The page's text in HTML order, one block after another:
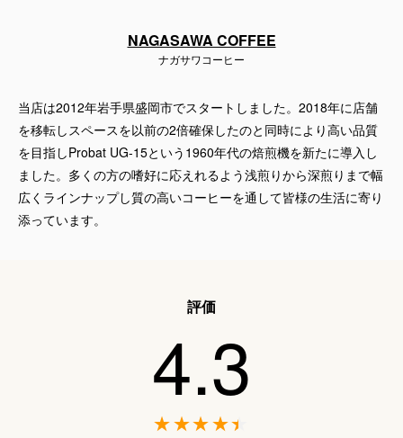
NAGASAWA COFFEE
ナガサワコーヒー
当店は2012年岩手県盛岡市でスタートしました。2018年に店舗
を移転しスペースを以前の2倍確保したのと同時により高い品質
を目指しProbat UG-15という1960年代の焙煎機を新たに導入し
ました。多くの方の嗜好に応えれるよう浅煎りから深煎りまで幅
広くラインナップし質の高いコーヒーを通して皆様の生活に寄り
添っています。
評価
4.3